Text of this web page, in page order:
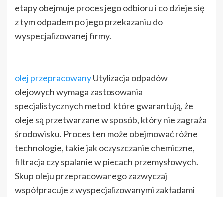
etapy obejmuje proces jego odbioru i co dzieje się
z tym odpadem po jego przekazaniu do
wyspecjalizowanej firmy.
olej przepracowanyUtylizacja odpadów
olejowych wymaga zastosowania
specjalistycznych metod, które gwarantują, że
oleje są przetwarzane w sposób, który nie zagraża
środowisku. Proces ten może obejmować różne
technologie, takie jak oczyszczanie chemiczne,
filtracja czy spalanie w piecach przemysłowych.
Skup oleju przepracowanego zazwyczaj
współpracuje z wyspecjalizowanymi zakładami